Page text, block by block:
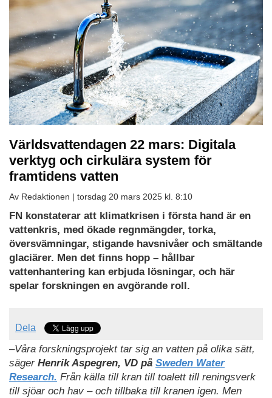
Världsvattendagen 22 mars: Digitala
verktyg och cirkulära system för
framtidens vatten
Av Redaktionen | torsdag 20 mars 2025 kl. 8:10
FN konstaterar att klimatkrisen i första hand är en
vattenkris, med ökade regnmängder, torka,
översvämningar, stigande havsnivåer och smältande
glaciärer. Men det finns hopp – hållbar
vattenhantering kan erbjuda lösningar, och här
spelar forskningen en avgörande roll.
Dela
–Våra forskningsprojekt tar sig an vatten på olika sätt,
säger Henrik Aspegren, VD på Sweden Water
Research. Från källa till kran till toalett till reningsverk
till sjöar och hav – och tillbaka till kranen igen. Men